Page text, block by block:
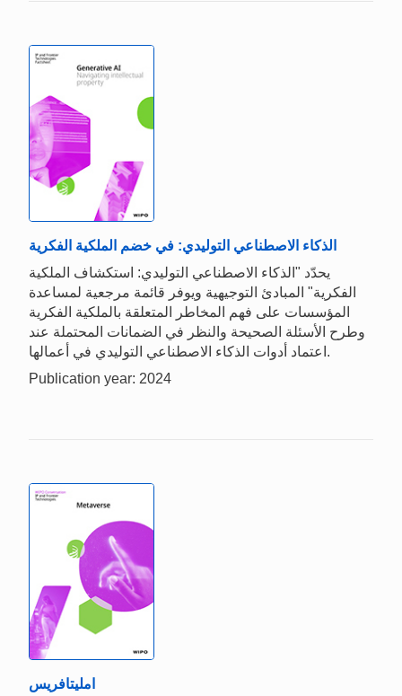
الذكاء الاصطناعي التوليدي: في خضم الملكية الفكرية
يحدّد "الذكاء الاصطناعي التوليدي: استكشاف الملكية
الفكرية" المبادئ التوجيهية ويوفر قائمة مرجعية لمساعدة
المؤسسات على فهم المخاطر المتعلقة بالملكية الفكرية
وطرح الأسئلة الصحيحة والنظر في الضمانات المحتملة عند
اعتماد أدوات الذكاء الاصطناعي التوليدي في أعمالها.
Publication year: 2024
امليتافريس